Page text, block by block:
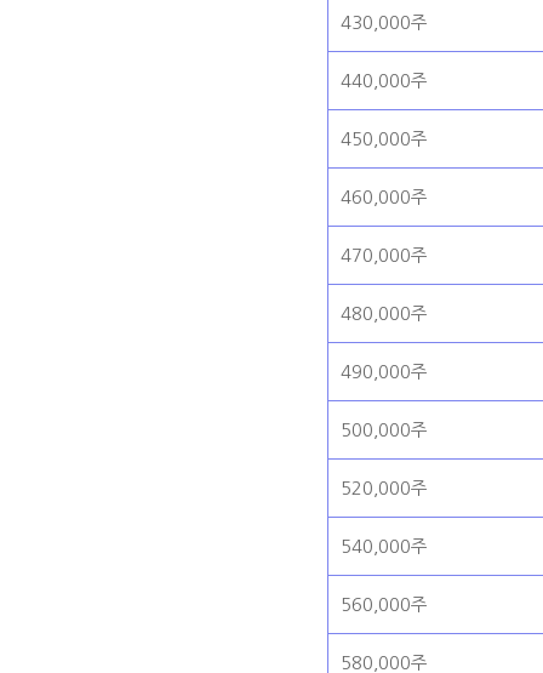
430,000주
440,000주
450,000주
460,000주
470,000주
480,000주
490,000주
500,000주
520,000주
540,000주
560,000주
580,000주